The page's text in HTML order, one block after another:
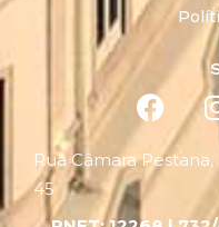
Rua Câmara Pestana,
45